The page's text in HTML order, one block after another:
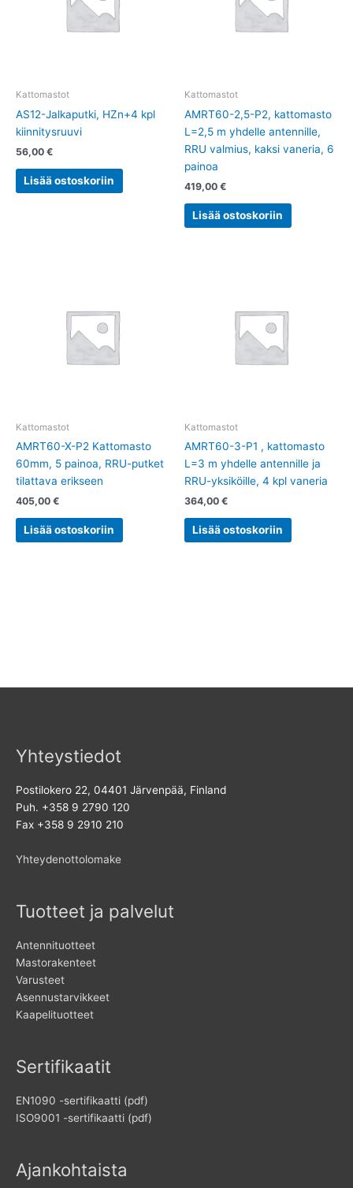
Kattomastot
AS12-Jalkaputki, HZn+4 kpl
kiinnitysruuvi
56,00 €
Lisää ostoskoriin
Kattomastot
AMRT60-2,5-P2, kattomasto
L=2,5 m yhdelle antennille,
RRU valmius, kaksi vaneria, 6
painoa
419,00 €
Lisää ostoskoriin
Kattomastot
AMRT60-X-P2 Kattomasto
60mm, 5 painoa, RRU-putket
tilattava erikseen
405,00 €
Lisää ostoskoriin
Kattomastot
AMRT60-3-P1 , kattomasto
L=3 m yhdelle antennille ja
RRU-yksiköille, 4 kpl vaneria
364,00 €
Lisää ostoskoriin
Yhteystiedot
Postilokero 22, 04401 Järvenpää, Finland
Puh. +358 9 2790 120
Fax +358 9 2910 210
Yhteydenottolomake
Tuotteet ja palvelut
Antennituotteet
Mastorakenteet
Varusteet
Asennustarvikkeet
Kaapelituotteet
Sertifikaatit
EN1090 -sertifikaatti (pdf)
ISO9001 -sertifikaatti (pdf)
Ajankohtaista